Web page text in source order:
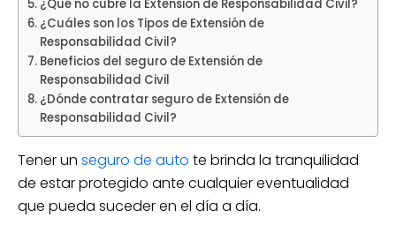
¿Qué no cubre la Extensión de Responsabilidad Civil?
¿Cuáles son los Tipos de Extensión de
Responsabilidad Civil?
Beneficios del seguro de Extensión de
Responsabilidad Civil
¿Dónde contratar seguro de Extensión de
Responsabilidad Civil?
Tener un seguro de auto te brinda la tranquilidad
de estar protegido ante cualquier eventualidad
que pueda suceder en el día a día.